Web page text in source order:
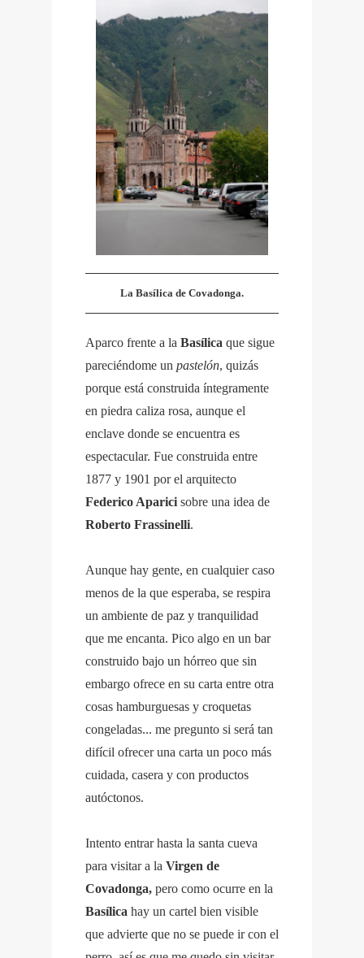
La Basílica de Covadonga.
Aparco frente a la Basílica que sigue
pareciéndome un pastelón, quizás
porque está construida íntegramente
en piedra caliza rosa, aunque el
enclave donde se encuentra es
espectacular. Fue construida entre
1877 y 1901 por el arquitecto
Federico Aparici sobre una idea de
Roberto Frassinelli.
Aunque hay gente, en cualquier caso
menos de la que esperaba, se respira
un ambiente de paz y tranquilidad
que me encanta. Pico algo en un bar
construido bajo un hórreo que sin
embargo ofrece en su carta entre otra
cosas hamburguesas y croquetas
congeladas... me pregunto si será tan
difícil ofrecer una carta un poco más
cuidada, casera y con productos
autóctonos.
Intento entrar hasta la santa cueva
para visitar a la Virgen de
Covadonga, pero como ocurre en la
Basílica hay un cartel bien visible
que advierte que no se puede ir con el